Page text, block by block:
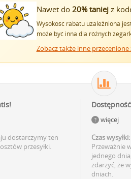
Nawet do 20% taniejz
Wysokość rabatu uzależniona
może być inna dla różnych
Zobacz także inne przecenione
dostarczymy ten
przesyłki.
więcej
Czas wysyłki:
Przeważnie
jednego
zdarzyć, że
dniach.